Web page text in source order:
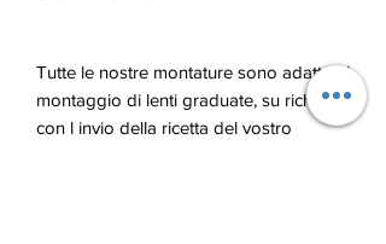
Tutte le nostre montature sono adatte al
montaggio di lenti graduate, su richiesta
con l invio della ricetta del vostro